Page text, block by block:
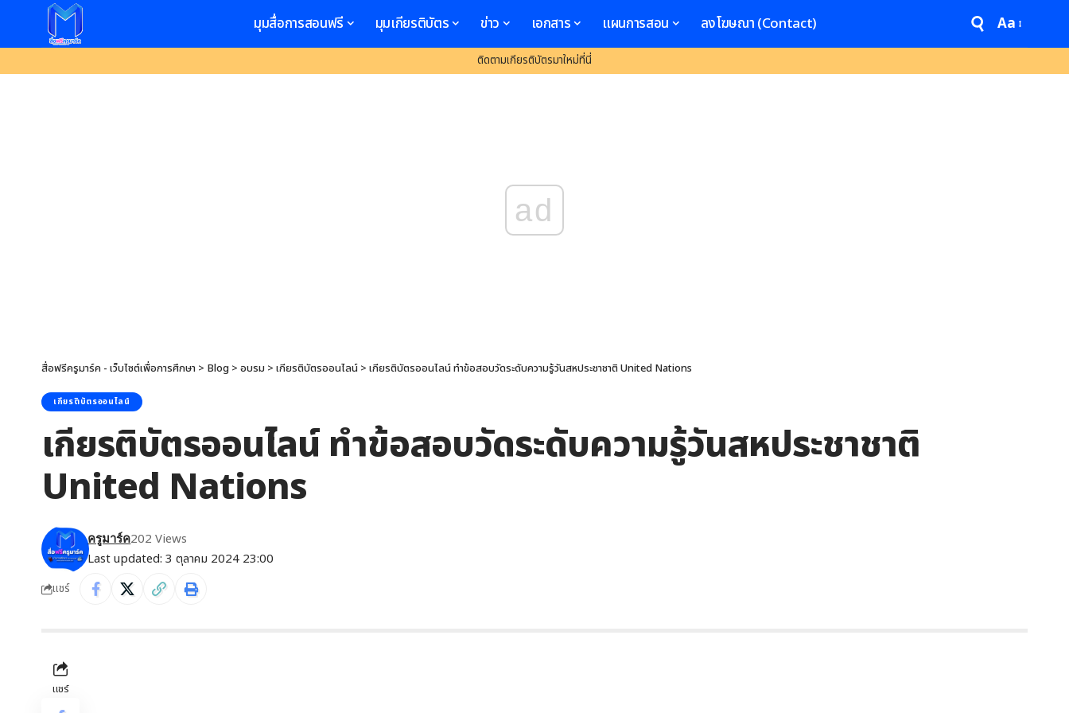
มุมสื่อการสอนฟรี มุมเกียรติบัตร ข่าว เอกสาร แผนการสอน ลงโฆษณา (Contact) Aa
ติดตามเกียรติบัตรมาใหม่ที่นี่
ad
สื่อฟรีครูมาร์ค - เว็บไซต์เพื่อการศึกษา > Blog > อบรม > เกียรติบัตรออนไลน์ > เกียรติบัตรออนไลน์ ทำข้อสอบวัดระดับความรู้วันสหประชาชาติ United Nations
เกียรติบัตรออนไลน์
เกียรติบัตรออนไลน์ ทำข้อสอบวัดระดับความรู้วันสหประชาชาติ
United Nations
Last updated: 3 ตุลาคม 2024 23:00
ครูมาร์ค202 Views
แชร์
แชร์